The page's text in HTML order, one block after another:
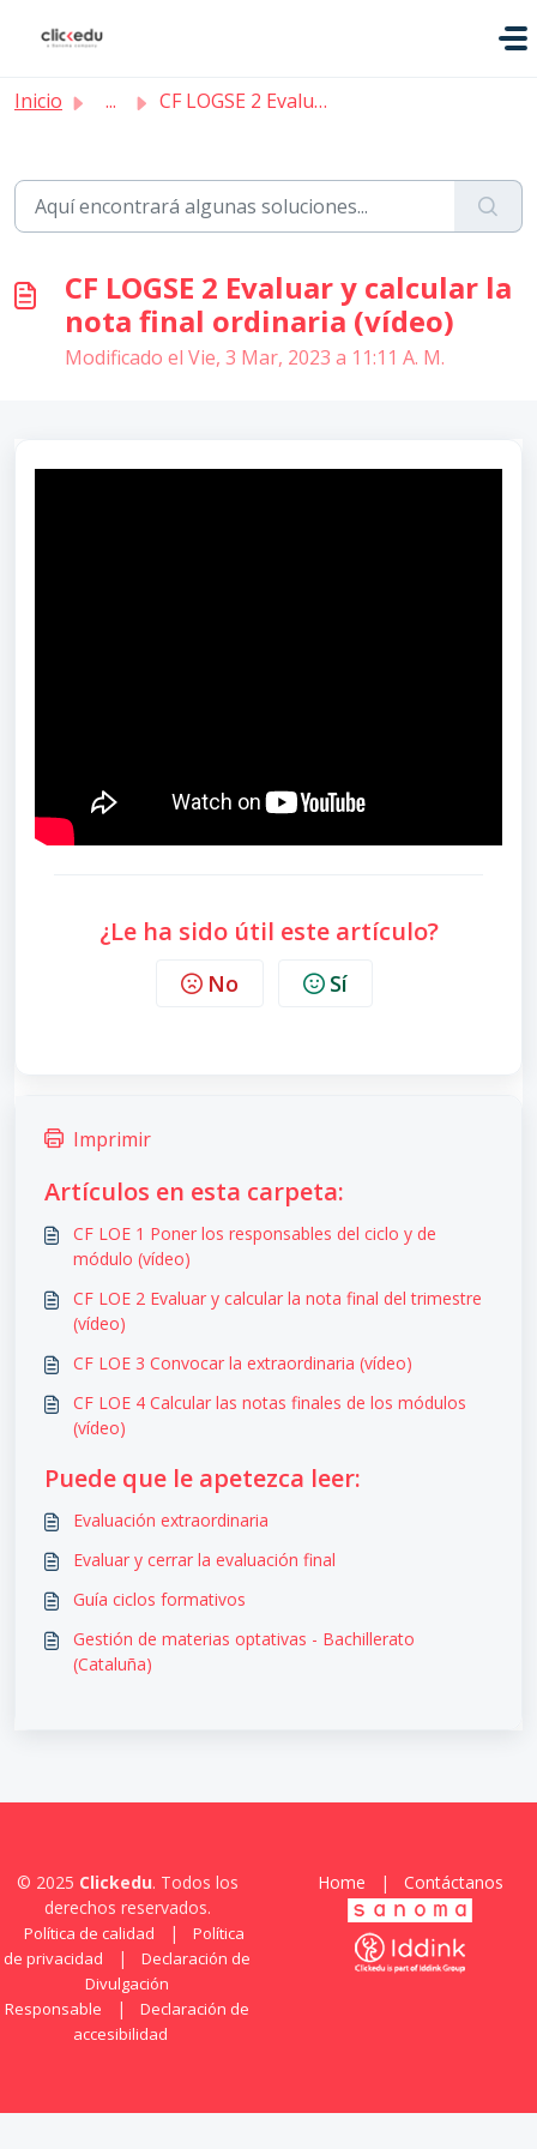
Inicio ... CF LOGSE 2 Evaluar y calcular la nota final ordinaria (ví...
CF LOGSE 2 Evaluar y calcular la
nota final ordinaria (vídeo)
Modificado el Vie, 3 Mar, 2023 a 11:11 A. M.
¿Le ha sido útil este artículo?
No Sí
Imprimir
Artículos en esta carpeta:
CF LOE 1 Poner los responsables del ciclo y de
módulo (vídeo)
CF LOE 2 Evaluar y calcular la nota final del trimestre
(vídeo)
CF LOE 3 Convocar la extraordinaria (vídeo)
CF LOE 4 Calcular las notas finales de los módulos
(vídeo)
Puede que le apetezca leer:
Evaluación extraordinaria
Evaluar y cerrar la evaluación final
Guía ciclos formativos
Gestión de materias optativas - Bachillerato
(Cataluña)
© 2025 Clickedu. Todos los
derechos reservados.
Política de calidad |
Política
de privacidad
|
Declaración de
Divulgación
Responsable
|
Declaración de
accesibilidad
Home | Contáctanos